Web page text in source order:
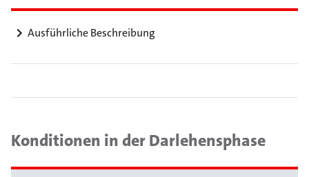
Ausführliche Beschreibung
Konditionen in der Darlehensphase